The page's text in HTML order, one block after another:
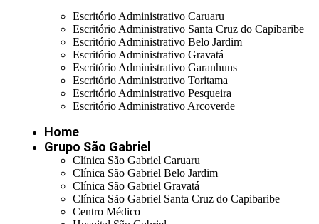
Escritório Administrativo Caruaru
Escritório Administrativo Santa Cruz do Capibaribe
Escritório Administrativo Belo Jardim
Escritório Administrativo Gravatá
Escritório Administrativo Garanhuns
Escritório Administrativo Toritama
Escritório Administrativo Pesqueira
Escritório Administrativo Arcoverde
Home
Grupo São Gabriel
Clínica São Gabriel Caruaru
Clínica São Gabriel Belo Jardim
Clínica São Gabriel Gravatá
Clínica São Gabriel Santa Cruz do Capibaribe
Centro Médico